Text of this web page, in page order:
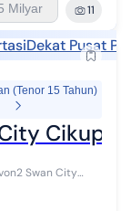
Milyar 11
Dekat Pusat
(Tenor 15 Tahun)
Cikupa